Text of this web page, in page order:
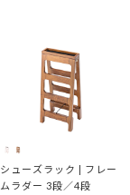
シューズラック | フレー
ムラダー 3段／4段